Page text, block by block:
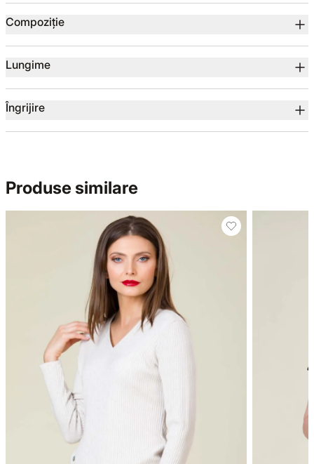
Compoziție
Lungime
Îngrijire
Produse similare